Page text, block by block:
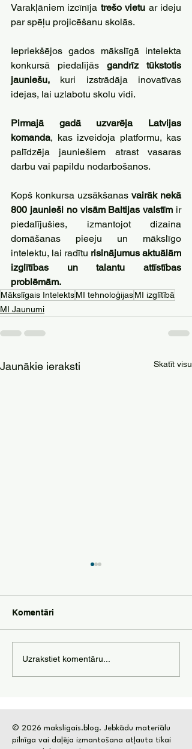
Varakļāniem izcīnīja trešo vietu ar ideju
par spēļu projicēšanu skolās.
Iepriekšējos gados mākslīgā intelekta
konkursā piedalījās gandrīz tūkstotis
jauniešu, kuri izstrādāja inovatīvas
idejas, lai uzlabotu skolu vidi.
Pirmajā gadā uzvarēja Latvijas
komanda, kas izveidoja platformu, kas
palīdzēja jauniešiem atrast vasaras
darbu vai papildu nodarbošanos.
Kopš konkursa uzsākšanas vairāk nekā
800 jaunieši no visām Baltijas valstīm ir
piedalījušies, izmantojot dizaina
domāšanas pieeju un mākslīgo
intelektu, lai radītu risinājumus aktuālām
izglītības un talantu attīstības
problēmām.
Mākslīgais IntelektsMI tehnoloģijasMI izglītībā
MI Jaunumi
Jaunākie ieraksti Skatīt visu
Pasīvie ienākumi
izmantojot mākslīgo
Komentāri
Uzrakstiet komentāru...
© 2026 maksligais.blog. Jebkādu materiālu
pilnīga vai daļēja izmantošana atļauta tikai